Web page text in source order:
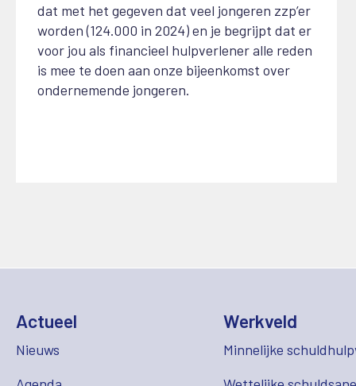
dat met het gegeven dat veel jongeren zzp’er
worden (124.000 in 2024) en je begrijpt dat er
voor jou als financieel hulpverlener alle reden
is mee te doen aan onze bijeenkomst over
ondernemende jongeren.
Actueel
Nieuws
Werkveld
Minnelijke